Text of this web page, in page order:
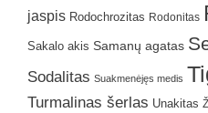
jaspis Rodochrozitas Rodonitas
Sakalo akis Samanų agatas
Sodalitas Suakmenėjęs medis
Turmalinas šerlas Unakitas